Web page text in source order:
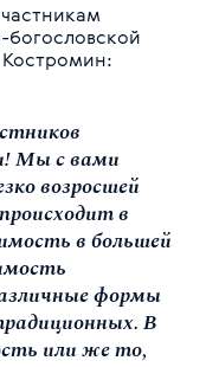
богословской
Мы с вами
возросшей
в
в большей
формы
В
или же то,